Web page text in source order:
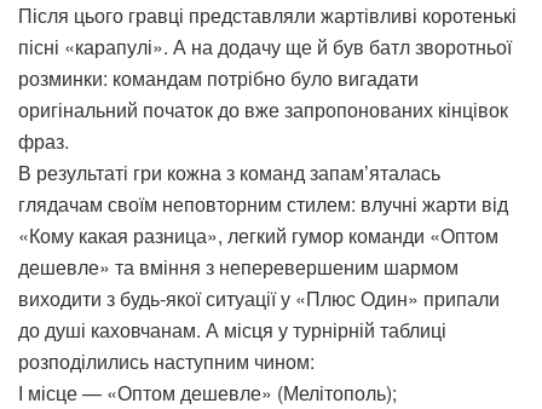
Після цього гравці представляли жартівливі коротенькі
пісні «карапулі». А на додачу ще й був батл зворотньої
розминки: командам потрібно було вигадати
оригінальний початок до вже запропонованих кінцівок
фраз.
В результаті гри кожна з команд запам’яталась
глядачам своїм неповторним стилем: влучні жарти від
«Кому какая разница», легкий гумор команди «Оптом
дешевле» та вміння з неперевершеним шармом
виходити з будь-якої ситуації у «Плюс Один» припали
до душі каховчанам. А місця у турнірній таблиці
розподілились наступним чином:
І місце — «Оптом дешевле» (Мелітополь);